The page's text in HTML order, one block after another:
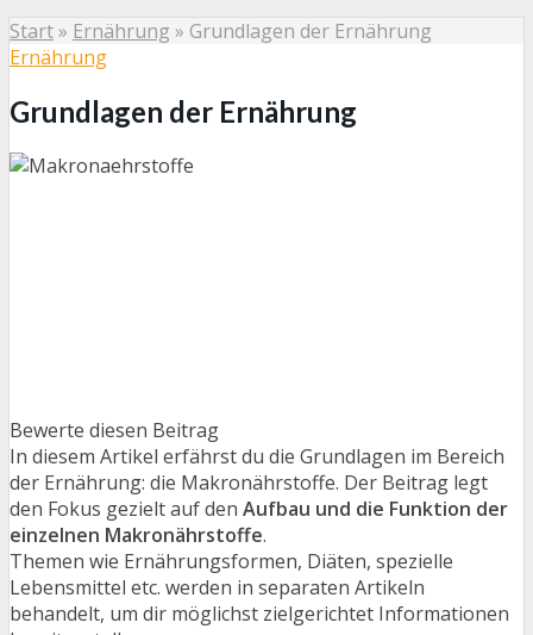
Start» Ernährung » Grundlagen der Ernährung
Ernährung
Grundlagen der Ernährung
Bewerte diesen Beitrag
In diesem Artikel erfährst du die Grundlagen im Bereich
der Ernährung: die Makronährstoffe. Der Beitrag legt
den Fokus gezielt auf den Aufbau und die Funktion der
einzelnen Makronährstoffe.
Themen wie Ernährungsformen, Diäten, spezielle
Lebensmittel etc. werden in separaten Artikeln
behandelt, um dir möglichst zielgerichtet Informationen